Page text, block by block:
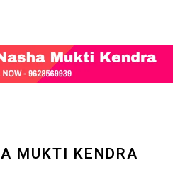
MUKTI KENDRA